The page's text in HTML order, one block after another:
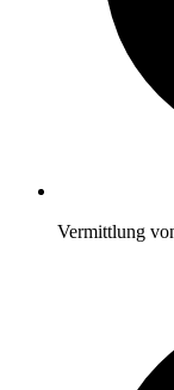
Vermittlung